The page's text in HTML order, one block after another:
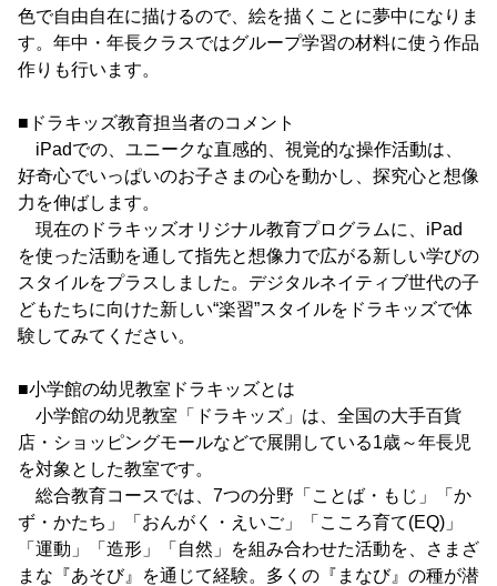
色で自由自在に描けるので、絵を描くことに夢中になりま
す。年中・年長クラスではグループ学習の材料に使う作品
作りも行います。
■ドラキッズ教育担当者のコメント
iPadでの、ユニークな直感的、視覚的な操作活動は、
好奇心でいっぱいのお子さまの心を動かし、探究心と想像
力を伸ばします。
現在のドラキッズオリジナル教育プログラムに、iPad
を使った活動を通して指先と想像力で広がる新しい学びの
スタイルをプラスしました。デジタルネイティブ世代の子
どもたちに向けた新しい“楽習”スタイルをドラキッズで体
験してみてください。
■小学館の幼児教室ドラキッズとは
小学館の幼児教室「ドラキッズ」は、全国の大手百貨
店・ショッピングモールなどで展開している1歳～年長児
を対象とした教室です。
総合教育コースでは、7つの分野「ことば・もじ」「か
ず・かたち」「おんがく・えいご」「こころ育て(EQ)」
「運動」「造形」「自然」を組み合わせた活動を、さまざ
まな『あそび』を通じて経験。多くの『まなび』の種が潜